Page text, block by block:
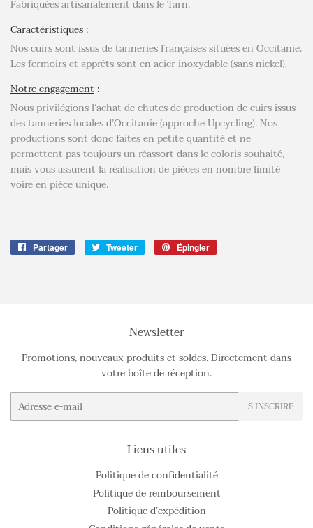
Fabriquées artisanalement dans le Tarn.
Caractéristiques :
Nos cuirs sont issus de tanneries françaises situées en Occitanie.
Les fermoirs et apprêts sont en acier inoxydable (sans nickel).
Notre engagement :
Nous privilégions l‘achat de chutes de production de cuirs issus
des tanneries locales d’Occitanie (approche Upcycling). Nos
productions sont donc faites en petite quantité et ne
permettent pas toujours un réassort dans le coloris souhaité,
mais vous assurent la réalisation de pièces en nombre limité
voire en pièce unique.
Partager
PartagerTweeter
Tweeter
Épingler
Newsletter
Promotions, nouveaux produits et soldes. Directement dans
votre boîte de réception.
mails
S'INSCRIRE
Liens utiles
Politique de confidentialité
Politique de remboursement
Politique d’expédition